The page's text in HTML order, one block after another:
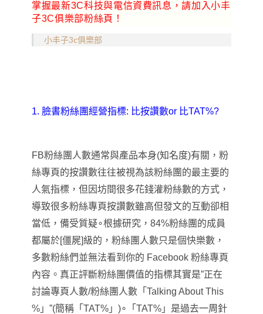
掌握最新3C科技與電信資費訊息，請加入小丰
子3C俱樂部粉絲頁！
小丰子3c俱樂部
1. 臉書粉絲團經營指標: 比按讚數or 比TAT%?
FB粉絲團人數通常與產品本身(知名度)有關，粉
絲專頁的按讚數往往被視為該粉絲團的最主要的
人氣指標 ， 但因坊間很多花錢灌粉絲數的方式 ，
導致很多粉絲專頁按讚數雖高但發文的互動卻相
當低 ， 備受質疑∘根據研究，84%粉絲團的成員
都屬於[僵屍]級的，粉絲團人數只是個快樂數，
多數粉絲們並無法看到你的 Facebook 粉絲專頁
內容。真正評斷粉絲團價值的指標其實是”正在
討論專頁人數/粉絲團人數「Talking About This
%」”(簡稱「TAT%」)∘「TAT%」是過去一周針